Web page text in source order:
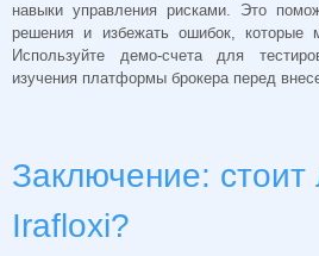
навыки управления рисками. Это
решения и избежать ошибок, которые
Используйте демо-счета для
изучения платформы брокера перед
Заключение: стоит
Irafloxi?